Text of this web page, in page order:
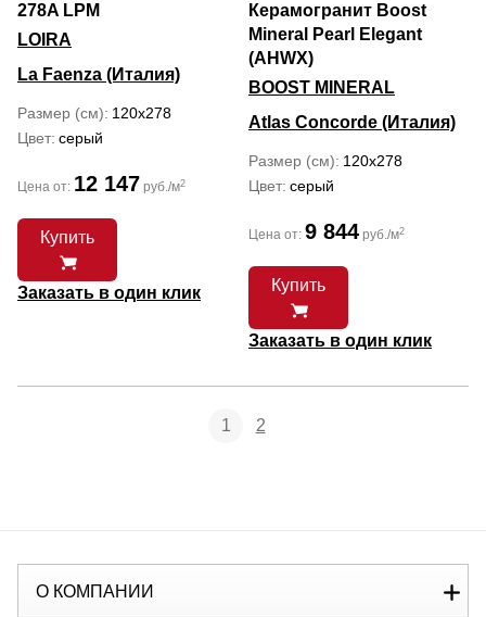
278A LPM
LOIRA
La Faenza (Италия)
Размер (см) 120x278
Цвет серый
Цена от: 12 147 руб./м2
Купить
Заказать в один клик
Керамогранит Boost
Mineral Pearl Elegant
(AHWX)
BOOST MINERAL
Atlas Concorde (Италия)
Размер (см) 120x278
Цвет серый
Цена от: 9 844 руб./м2
Купить
Заказать в один клик
1 2
О КОМПАНИИ